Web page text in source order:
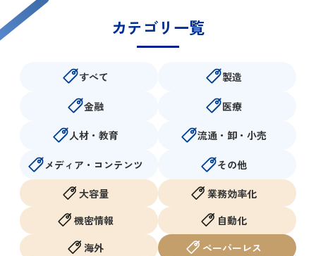
GigaCC ASP
金融
医療
人材・教育
流通・卸・小売
カテゴリ一覧
すべて 製造
金融 医療
人材・教育 流通・卸・小売
メディア・コンテンツ その他
大容量
業務効率化
機密情報
自動化
海外
ペーパーレス